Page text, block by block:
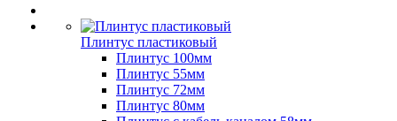
Плинтус пластиковый
Плинтус 100мм
Плинтус 55мм
Плинтус 72мм
Плинтус 80мм